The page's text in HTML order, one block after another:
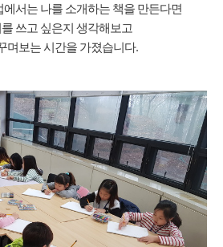
서는 나를 소개하는 책을 만든다면
쓰고 싶은지 생각해보고
며보는 시간을 가졌습니다.